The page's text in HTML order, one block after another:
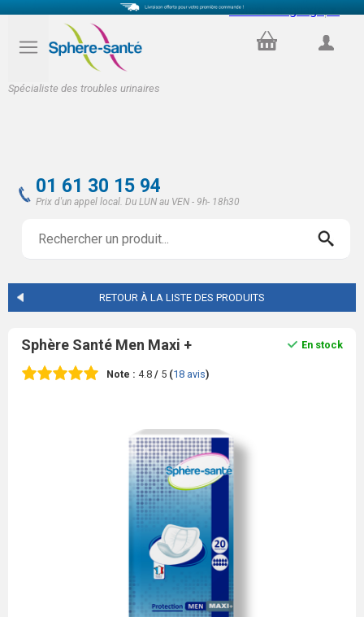
Spécialiste des troubles urinaires
Select Language
PANIER
01 61 30 15 94
Prix d'un appel local. Du LUN au VEN - 9h- 18h30
RETOUR À LA LISTE DES PRODUITS
En stock
Sphère Santé Men Maxi +
Note : 4.8 / 5 (18 avis)